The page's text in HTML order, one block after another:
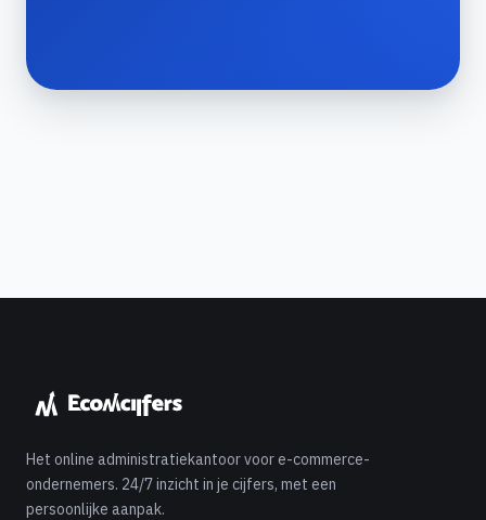
Het online administratiekantoor voor e-commerce-
ondernemers. 24/7 inzicht in je cijfers, met een
persoonlijke aanpak.